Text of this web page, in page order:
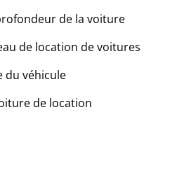
de la voiture
de location de voitures
du véhicule
de location